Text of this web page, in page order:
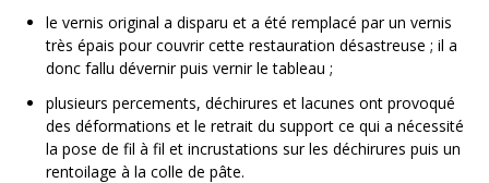
le vernis original a disparu et a été remplacé par un vernis
très épais pour couvrir cette restauration désastreuse ; il a
donc fallu dévernir puis vernir le tableau ;
plusieurs percements, déchirures et lacunes ont provoqué
des déformations et le retrait du support ce qui a nécessité
la pose de fil à fil et incrustations sur les déchirures puis un
rentoilage à la colle de pâte.